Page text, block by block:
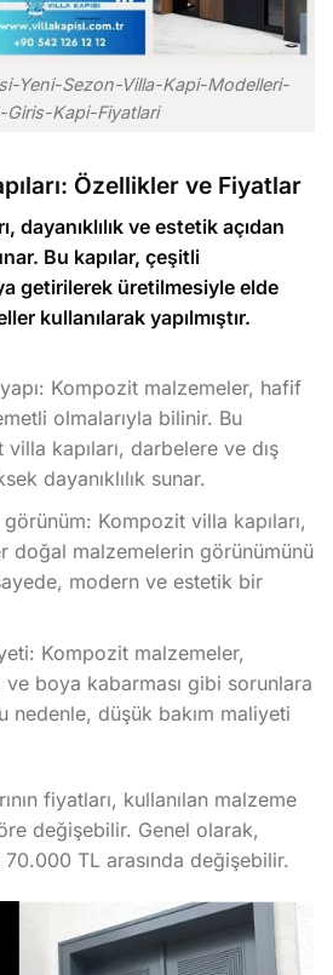
Yeni-Sezon-Villa-Kapi-Modelleri-
Giris-Kapi-Fiyatlari
Özellikler ve Fiyatlar
dayanıklılık ve estetik açıdan
Bu kapılar, çeşitli
getirilerek üretilmesiyle elde
kullanılarak yapılmıştır.
Kompozit malzemeler, hafif
olmalarıyla bilinir. Bu
kapıları, darbelere ve dış
dayanıklılık sunar.
Kompozit villa kapıları,
doğal malzemelerin görünümünü
modern ve estetik bir
Kompozit malzemeler,
boya kabarması gibi sorunlara
nedenle, düşük bakım maliyeti
fiyatları, kullanılan malzeme
değişebilir. Genel olarak,
TL arasında değişebilir.